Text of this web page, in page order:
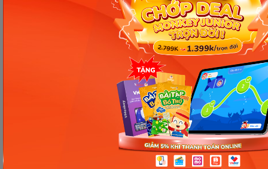
Gợi ý quà 20/10 cho mẹ chân thành, ý nghĩa. (Ảnh: Sưu tầm
Internet)